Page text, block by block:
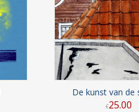
De kunst van de
€25.00